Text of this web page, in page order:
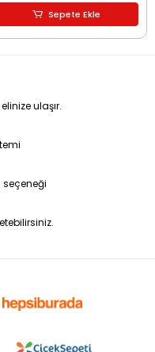
Sepete Ekle
ulaşır.